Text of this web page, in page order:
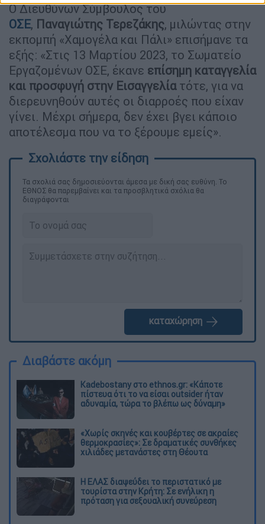
Ο Διευθύνων Σύμβουλος του
ΟΣΕ, Παναγιώτης Τερεζάκης, μιλώντας στην
εκπομπή «Χαμογέλα και Πάλι» επισήμανε τα
εξής: «Στις 13 Μαρτίου 2023, το Σωματείο
Εργαζομένων ΟΣΕ, έκανε επίσημη καταγγελία
και προσφυγή στην Εισαγγελίατότε, για να
διερευνηθούν αυτές οι διαρροές που είχαν
γίνει. Μέχρι σήμερα, δεν έχει βγει κάποιο
αποτέλεσμα που να το ξέρουμε εμείς».
Τα σχολιά σας δημοσιεύονται άμεσα με δική σας ευθύνη. Το
ΕΘΝΟΣ θα παρεμβαίνει και τα προσβλητικά σχόλια θα
διαγράφονται
καταχώρηση
Διαβάστε ακόμη
Kadebostany στο ethnos.gr: «Κάποτε
πίστευα ότι το να είσαι outsider ήταν
αδυναμία, τώρα το βλέπω ως δύναμη»
«Χωρίς σκηνές και κουβέρτες σε ακραίες
θερμοκρασίες»: Σε δραματικές συνθήκες
χιλιάδες μετανάστες στη Θέουτα
Η ΕΛΑΣ διαψεύδει το περιστατικό με
τουρίστα στην Κρήτη: Σε ενήλικη η
πρόταση για σεξουαλική συνεύρεση